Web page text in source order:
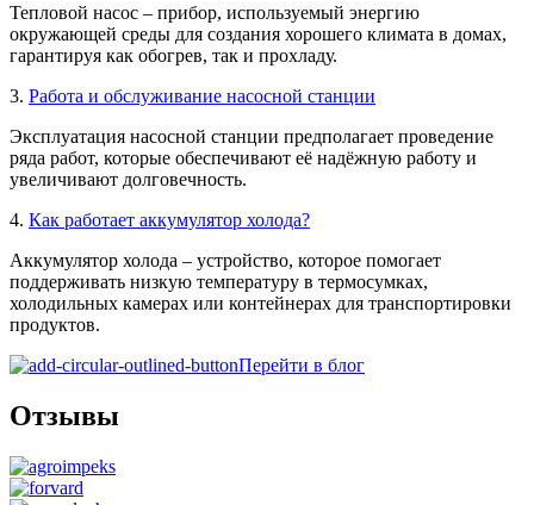
Тепловой насос – прибор, используемый энергию
окружающей среды для создания хорошего климата в домах,
гарантируя как обогрев, так и прохладу.
3. Работа и обслуживание насосной станции
Эксплуатация насосной станции предполагает проведение
ряда работ, которые обеспечивают её надёжную работу и
увеличивают долговечность.
4. Как работает аккумулятор холода?
Аккумулятор холода – устройство, которое помогает
поддерживать низкую температуру в термосумках,
холодильных камерах или контейнерах для транспортировки
продуктов.
Перейти в блог
Отзывы